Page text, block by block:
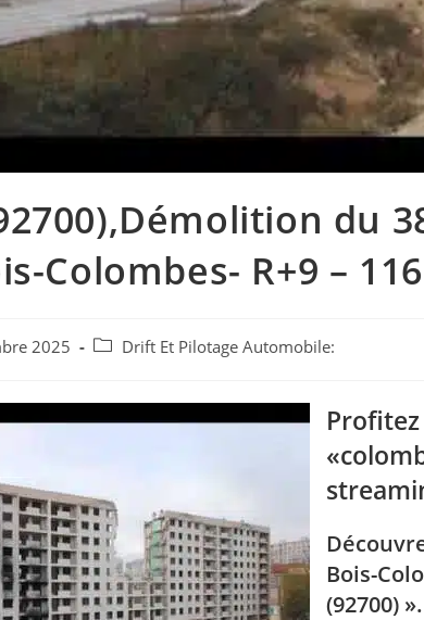
du
Colombes- R+9 –
2025
Post Drift Et Pilotage Automobile:
Bois-
(92700) ».